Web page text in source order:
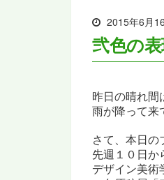
2015年6月
弐色の
昨日の晴れ間
雨が降って来
さて、本日
先週１０日か
デザイン美術